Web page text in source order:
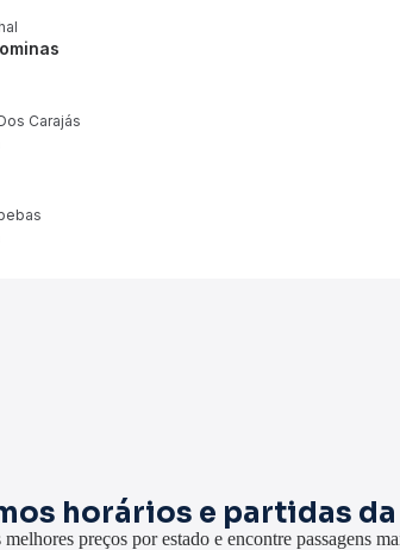
Carajás
horários e partidas da
preços por estado e encontre passagens